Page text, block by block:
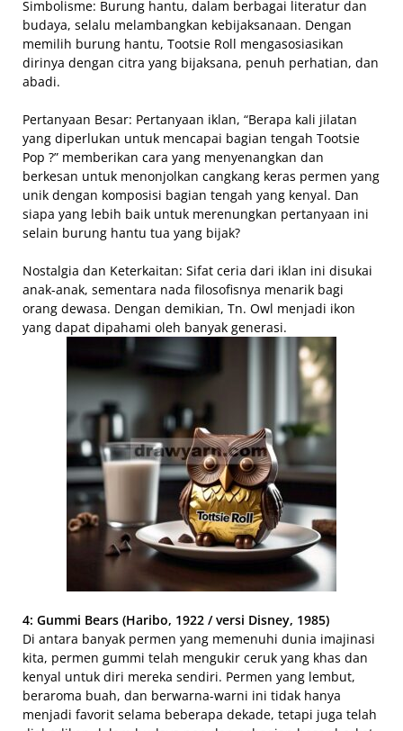
Simbolisme: Burung hantu, dalam berbagai literatur dan
budaya, selalu melambangkan kebijaksanaan. Dengan
memilih burung hantu, Tootsie Roll mengasosiasikan
dirinya dengan citra yang bijaksana, penuh perhatian, dan
abadi.
Pertanyaan Besar: Pertanyaan iklan, “Berapa kali jilatan
yang diperlukan untuk mencapai bagian tengah Tootsie
Pop ?” memberikan cara yang menyenangkan dan
berkesan untuk menonjolkan cangkang keras permen yang
unik dengan komposisi bagian tengah yang kenyal. Dan
siapa yang lebih baik untuk merenungkan pertanyaan ini
selain burung hantu tua yang bijak?
Nostalgia dan Keterkaitan: Sifat ceria dari iklan ini disukai
anak-anak, sementara nada filosofisnya menarik bagi
orang dewasa. Dengan demikian, Tn. Owl menjadi ikon
yang dapat dipahami oleh banyak generasi.
4: Gummi Bears (Haribo, 1922 / versi Disney, 1985)
Di antara banyak permen yang memenuhi dunia imajinasi
kita, permen gummi telah mengukir ceruk yang khas dan
kenyal untuk diri mereka sendiri. Permen yang lembut,
beraroma buah, dan berwarna-warni ini tidak hanya
menjadi favorit selama beberapa dekade, tetapi juga telah